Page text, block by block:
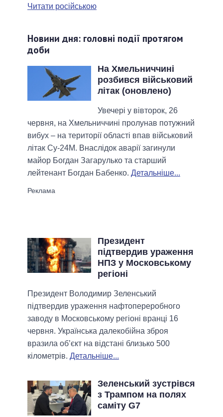
Читати російською
Новини дня: головні події протягом
доби
На Хмельниччині
розбився військовий
літак (оновлено)
Увечері у вівторок, 26
червня, на Хмельниччині пролунав потужний
вибух – на території області впав військовий
літак Су-24М. Внаслідок аварії загинули
майор Богдан Загарулько та старший
лейтенант Богдан Бабенко. Детальніше...
Президент
підтвердив ураження
НПЗ у Московському
регіоні
Президент Володимир Зеленський
підтвердив ураження нафтопереробного
заводу в Московському регіоні вранці 16
червня. Українська далекобійна зброя
вразила об’єкт на відстані близько 500
кілометрів. Детальніше...
Зеленський зустрівся
з Трампом на полях
саміту G7